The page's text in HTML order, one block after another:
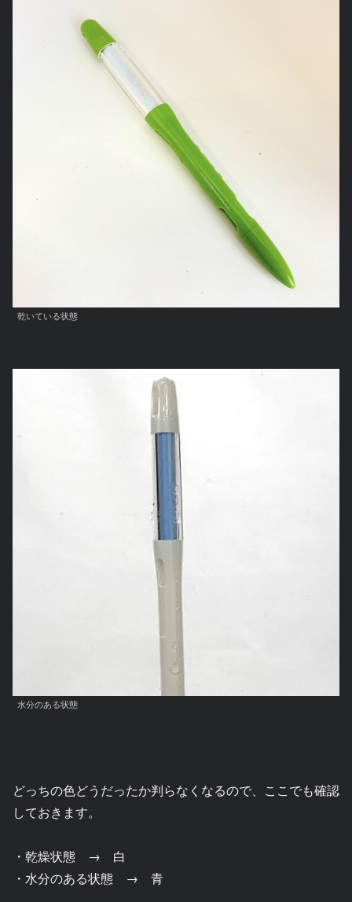
乾いている状態
水分のある状態
どっちの色どうだったか判らなくなるので、ここでも確認
しておきます。
・乾燥状態 → 白
・水分のある状態 → 青